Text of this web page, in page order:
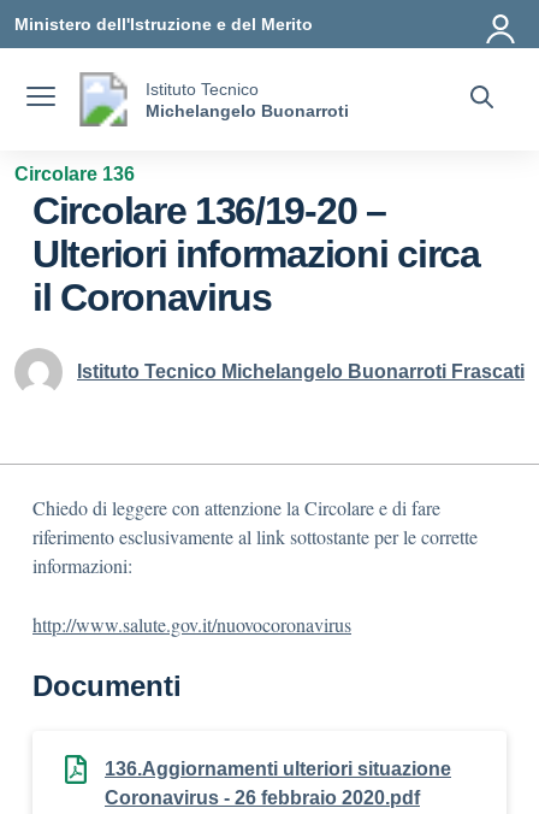
Ministero dell'Istruzione e del Merito
Istituto Tecnico
Michelangelo Buonarroti
Circolare 136
Circolare 136/19-20 –
Ulteriori informazioni circa
il Coronavirus
Istituto Tecnico Michelangelo Buonarroti Frascati
Chiedo di leggere con attenzione la Circolare e di fare
riferimento esclusivamente al link sottostante per le corrette
informazioni:
http://www.salute.gov.it/nuovocoronavirus
Documenti
136.Aggiornamenti ulteriori situazione
Coronavirus - 26 febbraio 2020.pdf